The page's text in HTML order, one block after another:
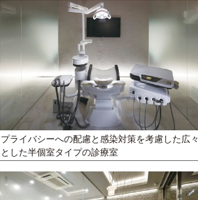
プライバシーへの配慮と感染対策を考慮した広々
とした半個室タイプの診療室